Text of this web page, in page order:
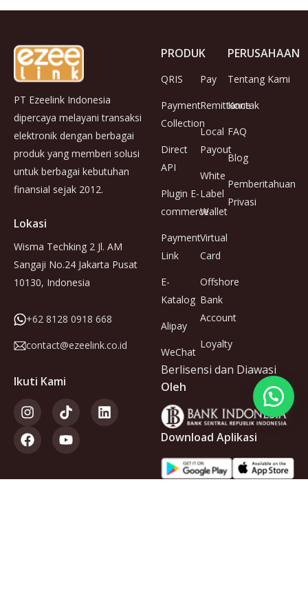
PT Ezeelink Indonesia
dipercaya melayani transaksi
elektronik dengan berbagai
produk yang memberi solusi
untuk berbagai kebutuhan
finansial sejak 2012.
Lokasi
Wisma Techking 2 Jl. AM
Sangaji No.24 Jakarta Pusat
10130, Indonesia
+62 8128 0918 668
contact@ezeelink.co.id
Ikuti Kami
PRODUK
QRIS
Payment
Collection
Direct
API
Plugin E-
commerce
Payment
Link
E-
Katalog
Alipay
WeChat
Pay
Remittance
Local
Payout
White
Label
Wallet
Virtual
Card
Offshore
Bank
Account
Loyalty
PERUSAHAAN
Tentang Kami
Kontak
FAQ
Blog
Pemberitahuan
Privasi
Berlisensi dan Diawasi
Oleh
Download Aplikasi